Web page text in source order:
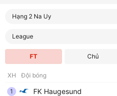
Hạng 2 Na Uy
League
FT Chủ
XH Đội bóng
1 FK Haugesund